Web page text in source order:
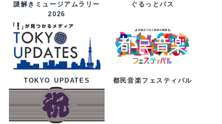
謎解きミュージアムラリー
2026
ぐるっとパス
TOKYO UPDATES 都民音楽フェスティバル